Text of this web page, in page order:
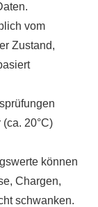
vom
Zustand,
20°C)
können
Chargen,
schwanken.